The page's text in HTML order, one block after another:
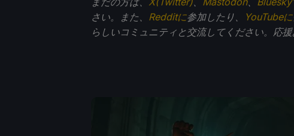
さい。また、 Redditに参加したり、 YouTubeに
らしいコミュニティと交流してください。応